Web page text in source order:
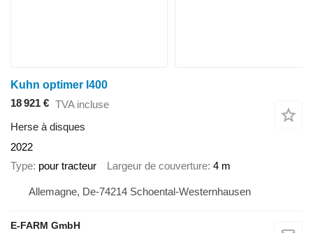
Kuhn optimer l400
18 921 € TVA incluse
Herse à disques
2022
Type pour tracteur Largeur de couverture 4 m
Allemagne, De-74214 Schoental-Westernhausen
E-FARM GmbH